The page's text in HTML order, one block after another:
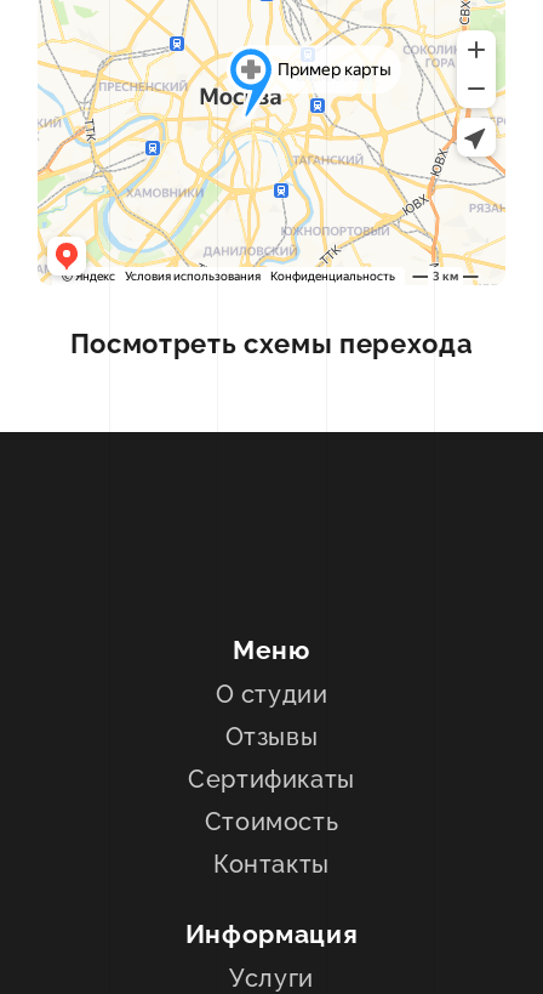
Посмотреть схемы перехода
Меню
О студии
Отзывы
Сертификаты
Стоимость
Контакты
Информация
Услуги